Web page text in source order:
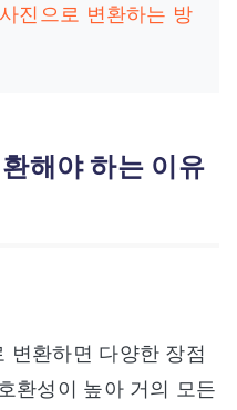
진으로 변환하는 방
해야 하는 이유
변환하면 다양한 장점
환성이 높아 거의 모든